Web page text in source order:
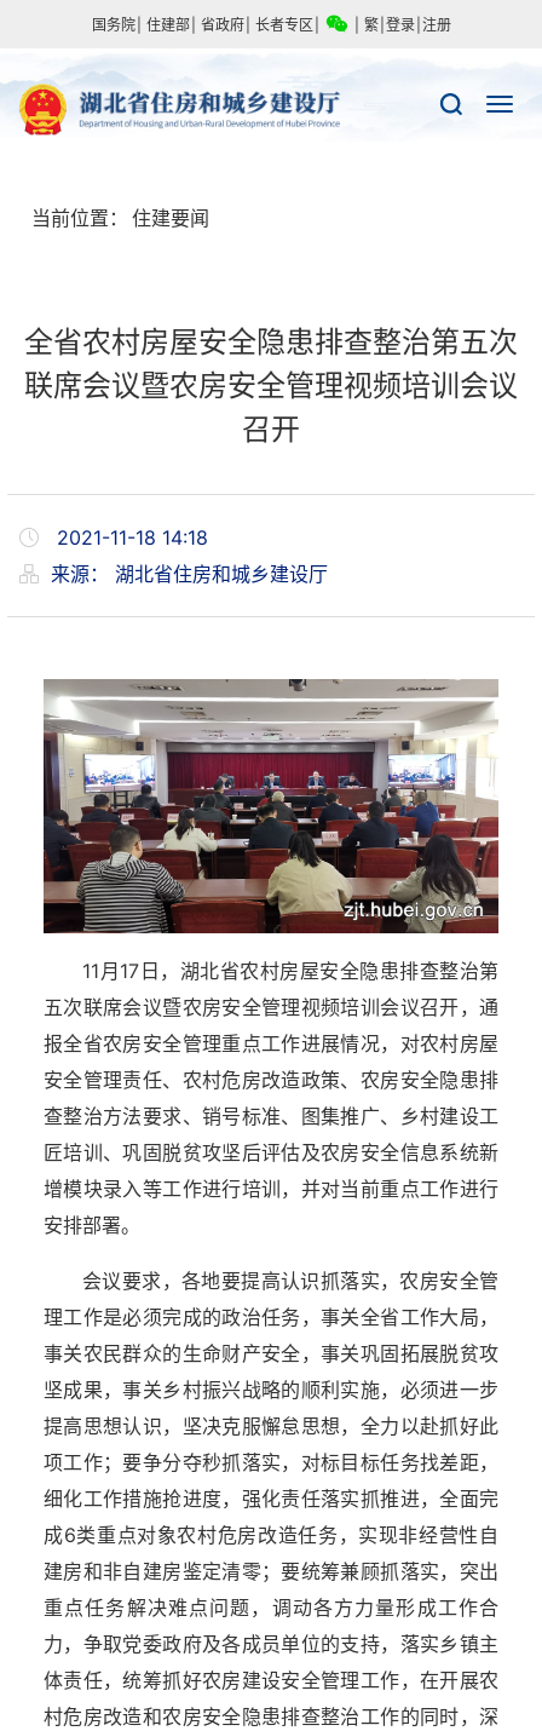
国务院 住建部 省政府 长者专区 繁 登录 注册
当前位置： 住建要闻
全省农村房屋安全隐患排查整治第五次
联席会议暨农房安全管理视频培训会议
召开
2021-11-18 14:18
来源： 湖北省住房和城乡建设厅
11月17日，湖北省农村房屋安全隐患排查整治第
五次联席会议暨农房安全管理视频培训会议召开，通
报全省农房安全管理重点工作进展情况，对农村房屋
安全管理责任、农村危房改造政策、农房安全隐患排
查整治方法要求、销号标准、图集推广、乡村建设工
匠培训、巩固脱贫攻坚后评估及农房安全信息系统新
增模块录入等工作进行培训，并对当前重点工作进行
安排部署。
会议要求，各地要提高认识抓落实，农房安全管
理工作是必须完成的政治任务，事关全省工作大局，
事关农民群众的生命财产安全，事关巩固拓展脱贫攻
坚成果，事关乡村振兴战略的顺利实施，必须进一步
提高思想认识，坚决克服懈怠思想，全力以赴抓好此
项工作；要争分夺秒抓落实，对标目标任务找差距，
细化工作措施抢进度，强化责任落实抓推进，全面完
成6类重点对象农村危房改造任务，实现非经营性自
建房和非自建房鉴定清零；要统筹兼顾抓落实，突出
重点任务解决难点问题，调动各方力量形成工作合
力，争取党委政府及各成员单位的支持，落实乡镇主
体责任，统筹抓好农房建设安全管理工作，在开展农
村危房改造和农房安全隐患排查整治工作的同时，深